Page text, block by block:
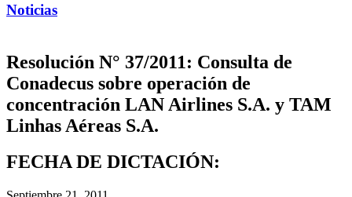
Noticias
Resolución N° 37/2011: Consulta de
Conadecus sobre operación de
concentración LAN Airlines S.A. y TAM
Linhas Aéreas S.A.
FECHA DE DICTACIÓN: